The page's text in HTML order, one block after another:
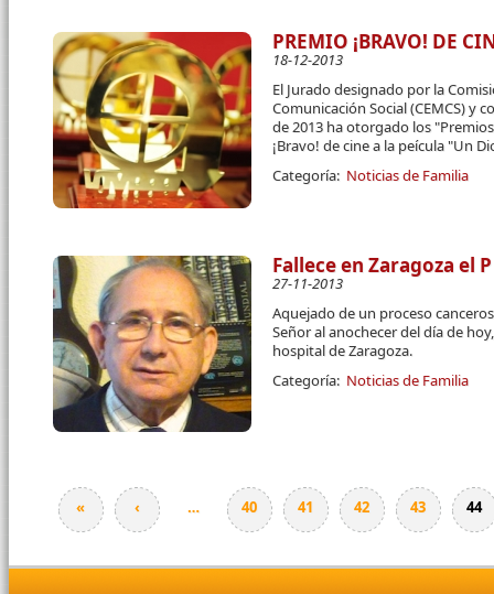
PREMIO ¡BRAVO! DE
18-12-2013
El Jurado designado por la
Comunicación Social (CEMCS) y
de 2013 ha otorgado los
¡Bravo! de cine a la peícula "Un
Categoría: Noticias de Familia
Fallece en Zaragoza el
27-11-2013
Aquejado de un proceso
Señor al anochecer del día de
hospital de Zaragoza.
Categoría: Noticias de Familia
Páginas
« ‹ … 40 41 42 43 44